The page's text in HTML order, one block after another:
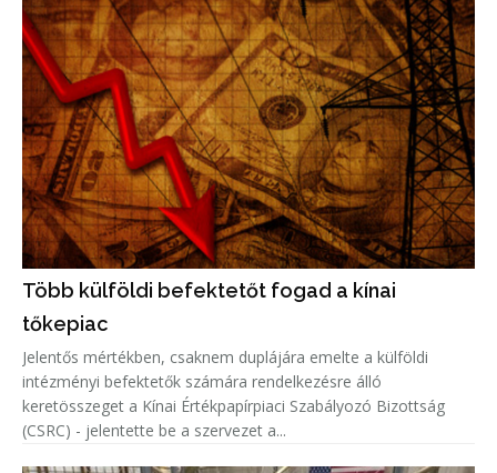
Több külföldi befektetőt fogad a kínai
tőkepiac
Jelentős mértékben, csaknem duplájára emelte a külföldi
intézményi befektetők számára rendelkezésre álló
keretösszeget a Kínai Értékpapírpiaci Szabályozó Bizottság
(CSRC) - jelentette be a szervezet a...